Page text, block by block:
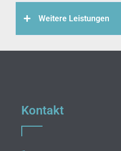
Weitere Leistungen
Kontakt